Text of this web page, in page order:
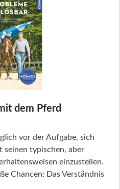
dem Pferd
vor der Aufgabe, sich
typischen, aber
einzustellen.
Chancen: Das Verständnis